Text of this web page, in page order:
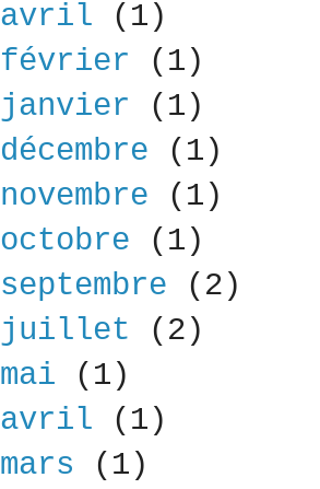
avril (1)
février (1)
janvier (1)
décembre (1)
novembre (1)
octobre (1)
septembre (2)
juillet (2)
mai (1)
avril (1)
mars (1)